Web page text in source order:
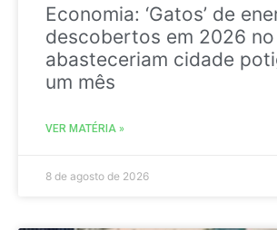
Economia: ‘Gatos’ de
descobertos em 2026 no
abasteceriam cidade
um mês
VER MATÉRIA »
8 de agosto de 2026